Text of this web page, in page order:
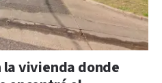
la vivienda donde